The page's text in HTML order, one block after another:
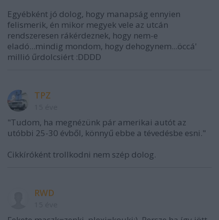
Egyébként jó dolog, hogy manapság ennyien
felismerik, én mikor megyek vele az utcán
rendszeresen rákérdeznek, hogy nem-e
eladó...mindig mondom, hogy dehogynem...öccá'
millió űrdolcsiért :DDDD
TPZ
"Tudom, ha megnézünk pár amerikai autót az
utóbbi 25-30 évből, könnyű ebbe a tévedésbe esni."
Cikkíróként trollkodni nem szép dolog.
RWD